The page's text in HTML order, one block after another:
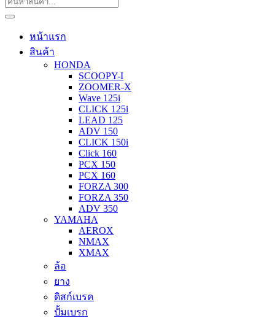
หน้าแรก
สินค้า
HONDA
SCOOPY-I
ZOOMER-X
Wave 125i
CLICK 125i
LEAD 125
ADV 150
CLICK 150i
Click 160
PCX 150
PCX 160
FORZA 300
FORZA 350
ADV 350
YAMAHA
AEROX
NMAX
XMAX
ล้อ
ยาง
ดิสก์เบรค
ปั้มเบรก